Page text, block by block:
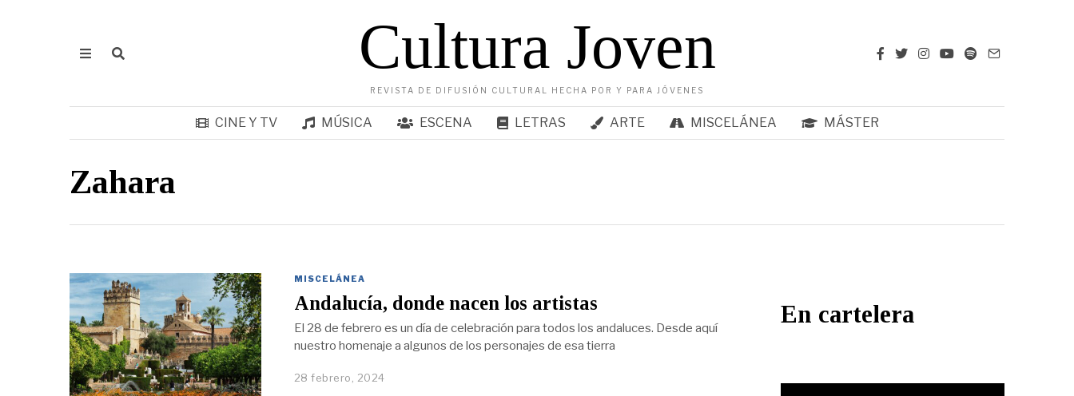
Cultura Joven
REVISTA DE DIFUSIÓN CULTURAL HECHA POR Y PARA JÓVENES
CINE Y TV MÚSICA ESCENA LETRAS ARTE MISCELÁNEA MÁSTER
Zahara
MISCELÁNEA
Andalucía, donde nacen los artistas
El 28 de febrero es un día de celebración para todos los andaluces. Desde aquí
nuestro homenaje a algunos de los personajes de esa tierra
28 febrero, 2024
En cartelera